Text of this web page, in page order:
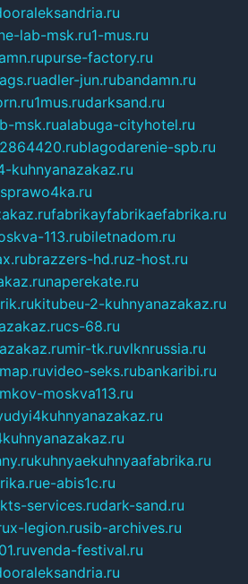
lab-msk.ru1-mus.ru
purse-factory.ru
adler-jun.rubandamn.ru
1mus.rudarksand.ru
msk.rualabuga-cityhotel.ru
2864420.rublagodarenie-spb.ru
kuhnyanazakaz.ru
fabrikayfabrikaefabrika.ru
113.rubiletnadom.ru
brazzers-hd.ruz-host.ru
naperekate.ru
kitubeu-2-kuhnyanazakaz.ru
cs-68.ru
mir-tk.ruvlknrussia.ru
video-seks.rubankaribi.ru
moskva113.ru
kuhnyaekuhnyaafabrika.ru
e-abis1c.ru
kts-services.rudark-sand.ru
x-legion.rusib-archives.ru
venda-festival.ru